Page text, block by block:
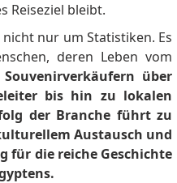
Reiseziel bleibt.
nur um Statistiken. Es
deren Leben vom
über
bis hin zu lokalen
der Branche führt zu
Austausch und
für die reiche Geschichte